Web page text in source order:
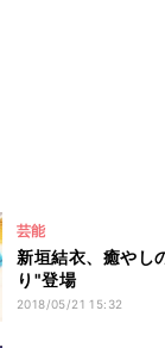
芸能
新垣結衣、癒やし
り"登場
2018/05/21 15:32